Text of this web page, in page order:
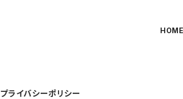
HOME
プライバシーポリシー